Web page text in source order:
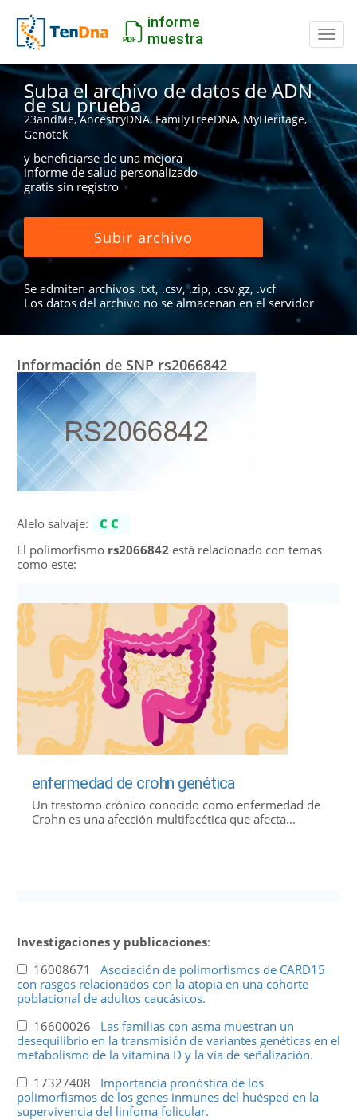
informe
muestra
Suba el archivo de datos de ADN
de su prueba
23andMe, AncestryDNA, FamilyTreeDNA, MyHeritage,
Genotek
y beneficiarse de una mejora
informe de salud personalizado
gratis sin registro
Subir archivo
Se admiten archivos .txt, .csv, .zip, .csv.gz, .vcf
Los datos del archivo no se almacenan en el servidor
Información de SNP rs2066842
Alelo salvaje:
CC
El polimorfismo rs2066842 está relacionado con temas
como este:
enfermedad de crohn genética
Un trastorno crónico conocido como enfermedad de
Crohn es una afección multifacética que afecta...
Investigaciones y publicaciones:
16008671 Asociación de polimorfismos de CARD15
con rasgos relacionados con la atopia en una cohorte
poblacional de adultos caucásicos.
16600026 Las familias con asma muestran un
desequilibrio en la transmisión de variantes genéticas en el
metabolismo de la vitamina D y la vía de señalización.
17327408 Importancia pronóstica de los
polimorfismos de los genes inmunes del huésped en la
supervivencia del linfoma folicular.